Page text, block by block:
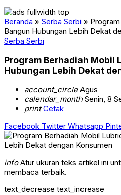
Beranda » Serba Serbi »
Bangun Hubungan Lebih Dekat
Serba Serbi
Program Berhadiah Mobil
Hubungan Lebih Dekat
account_circleAgus
calendar_monthSenin, 8
print Cetak
Facebook Twitter Whatsapp
infoAtur ukuran teks artikel ini
membaca terbaik.
text_decrease text_increase